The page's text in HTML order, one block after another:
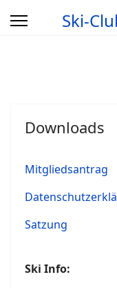
Ski-
Downloads
Mitgliedsantrag
Satzung
Ski Info: